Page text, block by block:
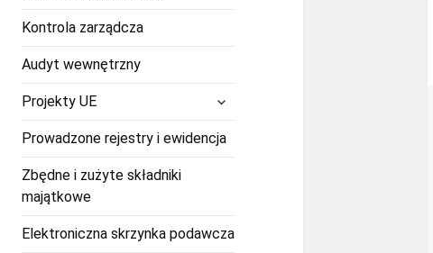
Kontrola zarządcza
Audyt wewnętrzny
Projekty UE
potomne
Prowadzone rejestry i ewidencja
Zbędne i zużyte składniki
majątkowe
Elektroniczna skrzynka podawcza